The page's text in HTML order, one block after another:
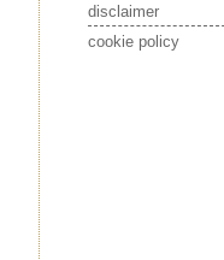
disclaimer
cookie policy